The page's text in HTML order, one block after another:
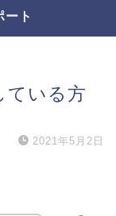
ト
ている方
2021年5月2日